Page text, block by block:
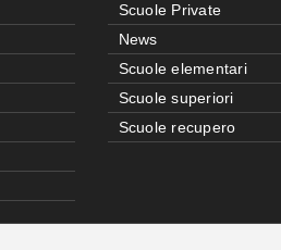
Scuole Private
News
Scuole elementari
Scuole superiori
Scuole recupero